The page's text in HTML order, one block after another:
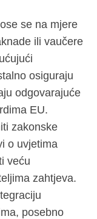
se na mjere
ili vaučere
osiguraju
odgovarajuće
EU.
zakonske
o uvjetima
veću
zahtjeva.
posebno